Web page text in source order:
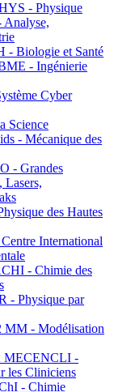
- Physique
Biologie et Santé
- Ingénierie
Cyber
Science
- Mécanique des
- Grandes
Lasers,
des Hautes
International
- Chimie des
- Physique par
- Modélisation
MECENCLI -
les Cliniciens
- Chimie